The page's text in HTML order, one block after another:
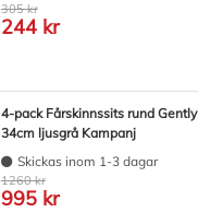
305 kr
244 kr
4-pack Fårskinnssits rund Gently
34cm ljusgrå Kampanj
Skickas inom 1-3 dagar
1260 kr
995 kr